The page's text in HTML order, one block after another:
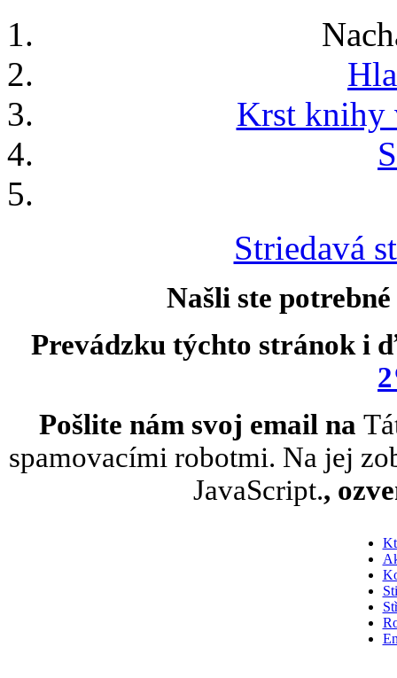
Krst knihy
Striedavá
Našli ste
Prevádzku týchto stránok i
Pošlite nám svoj email na
spamovacími robotmi. Na jej
JavaScript.,